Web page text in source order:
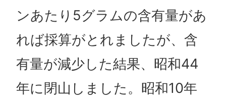
ンあたり5グラムの含有量があ
れば採算がとれましたが、含
有量が減少した結果、昭和44
年に閉山しました。昭和10年